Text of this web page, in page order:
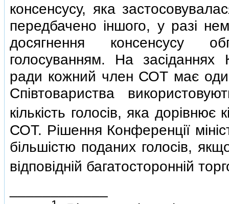
консенсусу, яка
передбачено iншого, у разi
досягнення консенсусу
голосуванням. На засiданнях
ради кожний член СОТ має
Спiвтовариства
кiлькiсть голосiв, яка дорiвнює
СОТ. Рiшення Конференцiї
бiльшiстю поданих голосiв,
вiдповiднiй багатостороннiй